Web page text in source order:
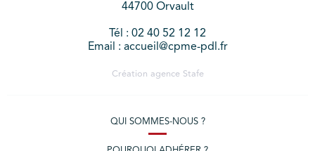
44700 Orvault
Tél : 02 40 52 12 12
Email : accueil@cpme-pdl.fr
Création agence Stafe
QUI SOMMES-NOUS ?